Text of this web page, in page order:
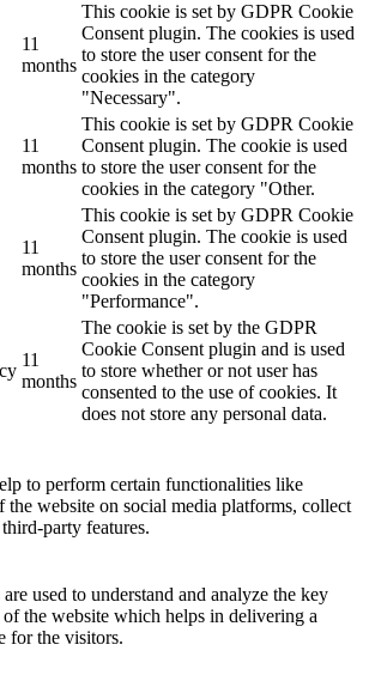
11
months
This cookie is set by GDPR Cookie
Consent plugin. The cookies is used
to store the user consent for the
cookies in the category
"Necessary".
11
months
This cookie is set by GDPR Cookie
Consent plugin. The cookie is used
to store the user consent for the
cookies in the category "Other.
11
months
This cookie is set by GDPR Cookie
Consent plugin. The cookie is used
to store the user consent for the
cookies in the category
"Performance".
11
months
The cookie is set by the GDPR
Cookie Consent plugin and is used
to store whether or not user has
consented to the use of cookies. It
does not store any personal data.
to perform certain functionalities like
the website on social media platforms, collect
party features.
used to understand and analyze the key
the website which helps in delivering a
for the visitors.